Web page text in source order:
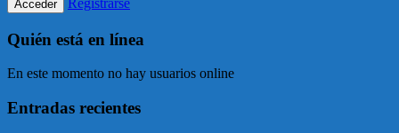
Registrarse
Quién está en línea
En este momento no hay usuarios online
Entradas recientes